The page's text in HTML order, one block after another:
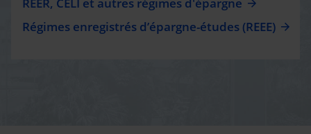
Régimes enregistrés d’épargne-études (REEE)